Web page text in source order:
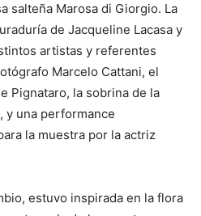
salteña Marosa di Giorgio. La
de Jacqueline Lacasa y
artistas y referentes
Marcelo Cattani, el
Pignataro, la sobrina de la
y una performance
la muestra por la actriz
estuvo inspirada en la flora